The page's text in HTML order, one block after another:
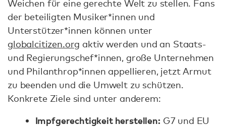
Weichen für eine gerechte Welt zu stellen. Fans
der beteiligten Musiker*innen und
Unterstützer*innen können unter
globalcitizen.org aktiv werden und an Staats-
und Regierungschef*innen, große Unternehmen
und Philanthrop*innen appellieren, jetzt Armut
zu beenden und die Umwelt zu schützen.
Konkrete Ziele sind unter anderem:
Impfgerechtigkeit herstellen:G7 und EU